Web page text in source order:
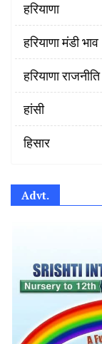
हरियाणा
हरियाणा मंडी भाव
हरियाणा
हांसी
हिसार
Advt.